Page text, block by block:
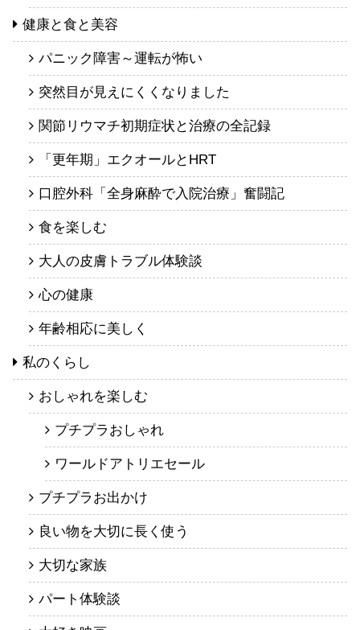
健康と食と美容
パニック障害～運転が怖い
突然目が見えにくくなりました
関節リウマチ初期症状と治療の全記録
「更年期」エクオールとHRT
口腔外科「全身麻酔で入院治療」奮闘記
食を楽しむ
大人の皮膚トラブル体験談
心の健康
年齢相応に美しく
私のくらし
おしゃれを楽しむ
プチプラおしゃれ
ワールドアトリエセール
プチプラお出かけ
良い物を大切に長く使う
大切な家族
パート体験談